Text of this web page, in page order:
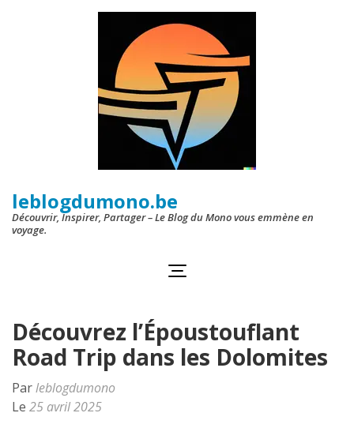
leblogdumono.be
Découvrir, Inspirer, Partager – Le Blog du Mono vous emmène en
voyage.
Découvrez l’Époustouflant
Road Trip dans les Dolomites
Parleblogdumono
Le 25 avril 2025